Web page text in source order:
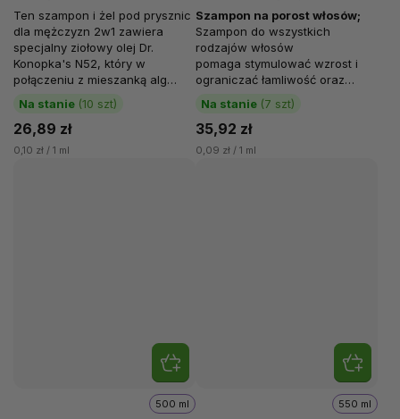
Szampon i żel pod prysznic
dla mężczyzn 2w1, 280 ml
Na stanie (10 szt)
26,89 zł
0,10 zł / 1 ml
Ten szampon i żel pod prysznic
dla mężczyzn 2w1 zawiera
specjalny ziołowy olej Dr.
Konopka's N52, który w
połączeniu z mieszanką alg
morskich tworzy doskonałą
formułę...
Na stanie (7 szt)
35,92 zł
0,09 zł / 1 ml
Szampon na porost włosów;
Szampon do wszystkich
rodzajów włosów
pomaga stymulować wzrost i
ograniczać łamliwość oraz
wypadanie włosów. Ekologiczny
ekstrakt z amli wspiera szybszy
wzrost i...
500 ml 550 ml